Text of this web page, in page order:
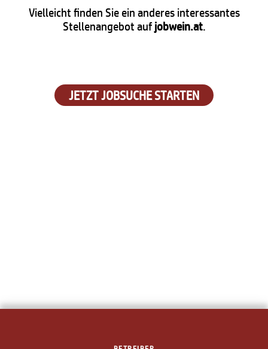
Vielleicht finden Sie ein anderes interessantes
Stellenangebot aufjobwein.at.
JETZT JOBSUCHE STARTEN